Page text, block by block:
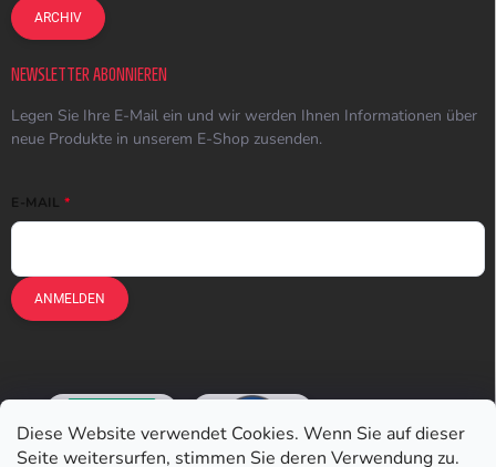
Diese Website verwendet Cookies. Wenn Sie auf dieser
Seite weitersurfen, stimmen Sie deren Verwendung zu.
ARCHIV
NEWSLETTER ABONNIEREN
Legen Sie Ihre E-Mail ein und wir werden Ihnen Informationen über
neue Produkte in unserem E-Shop zusenden.
E-MAIL
ANMELDEN